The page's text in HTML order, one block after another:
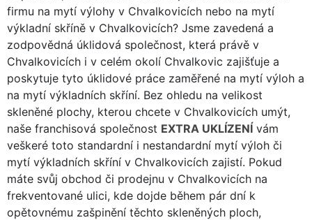
firmu na mytí výlohy v Chvalkovicích nebo na mytí
výkladní skříně v Chvalkovicích? Jsme zavedená a
zodpovědná úklidová společnost, která právě v
Chvalkovicích i v celém okolí Chvalkovic zajišťuje a
poskytuje tyto úklidové práce zaměřené na mytí výloh a
na mytí výkladních skříní. Bez ohledu na velikost
skleněné plochy, kterou chcete v Chvalkovicích umýt,
naše franchisová společnost EXTRA UKLÍZENÍ vám
veškeré toto standardní i nestandardní mytí výloh či
mytí výkladních skříní v Chvalkovicích zajistí. Pokud
máte svůj obchod či prodejnu v Chvalkovicích na
frekventované ulici, kde dojde během pár dní k
opětovnému zašpinění těchto skleněných ploch,